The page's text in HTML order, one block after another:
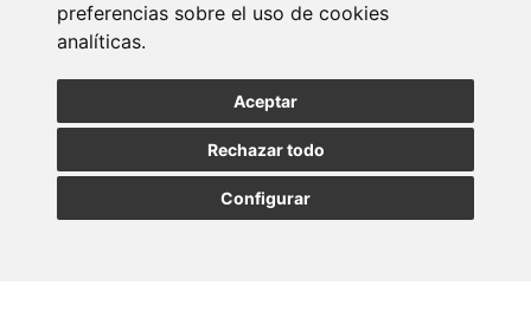
preferencias sobre el uso de cookies
analíticas.
Aceptar
Rechazar todo
Configurar
Fiscalidad internacional de patrimonios
23/07/2026